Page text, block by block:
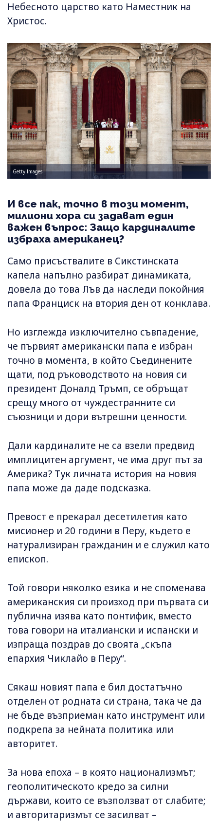
Небесното царство като Наместник на
Христос.
Getty Images
И все пак, точно в този момент,
милиони хора си задават един
важен въпрос: Защо кардиналите
избраха американец?
Само присъствалите в Сикстинската
капела напълно разбират динамиката,
довела до това Лъв да наследи покойния
папа Франциск на втория ден от конклава.
Но изглежда изключително съвпадение,
че първият американски папа е избран
точно в момента, в който Съединените
щати, под ръководството на новия си
президент Доналд Тръмп, се обръщат
срещу много от чуждестранните си
съюзници и дори вътрешни ценности.
Дали кардиналите не са взели предвид
имплицитен аргумент, че има друг път за
Америка? Тук личната история на новия
папа може да даде подсказка.
Превост е прекарал десетилетия като
мисионер и 20 години в Перу, където е
натурализиран гражданин и е служил като
епископ.
Той говори няколко езика и не споменава
американския си произход при първата си
публична изява като понтифик, вместо
това говори на италиански и испански и
изпраща поздрав до своята „скъпа
епархия Чиклайо в Перу“.
Сякаш новият папа е бил достатъчно
отделен от родната си страна, така че да
не бъде възприеман като инструмент или
подкрепа за нейната политика или
авторитет.
За нова епоха – в която национализмът;
геополитическото кредо за силни
държави, които се възползват от слабите;
и авторитаризмът се засилват –